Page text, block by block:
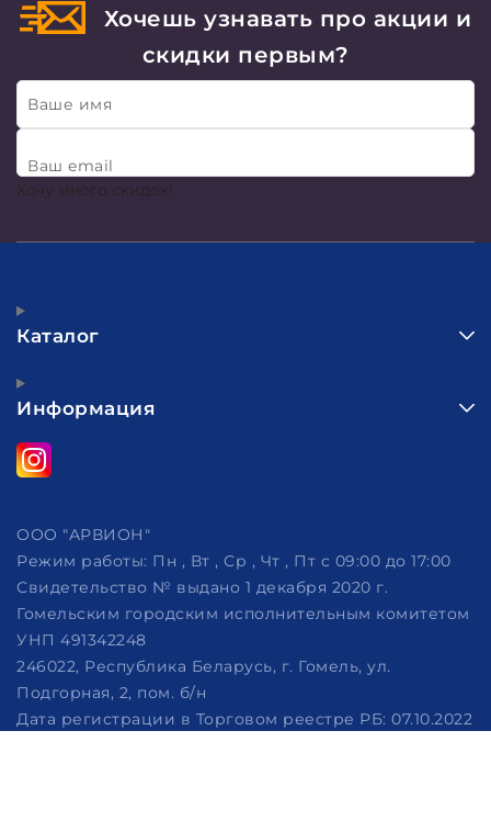
Хочешь узнавать про акции и
скидки первым?
Ваше имя
Ваш email
Хочу много скидок!
Каталог
Информация
ООО "АРВИОН"
Режим работы: Пн , Вт , Ср , Чт , Пт c 09:00 до 17:00
Свидетельство № выдано 1 декабря 2020 г.
Гомельским городским исполнительным комитетом
УНП 491342248
246022, Республика Беларусь, г. Гомель, ул.
Подгорная, 2, пом. б/н
Дата регистрации в Торговом реестре РБ: 07.10.2022